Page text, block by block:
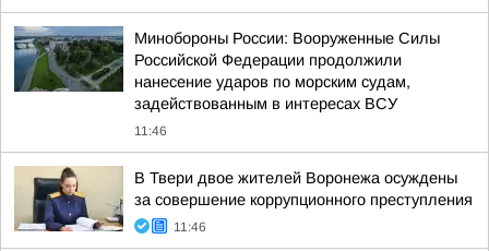
Минобороны России: Вооруженные Силы
Российской Федерации продолжили
нанесение ударов по морским судам,
задействованным в интересах ВСУ
11:46
В Твери двое жителей Воронежа осуждены
за совершение коррупционного преступления
11:46